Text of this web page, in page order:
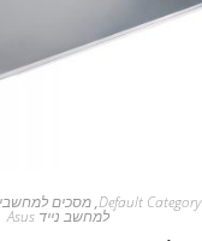
Default Category
,מסכים
למחשב נייד Asus